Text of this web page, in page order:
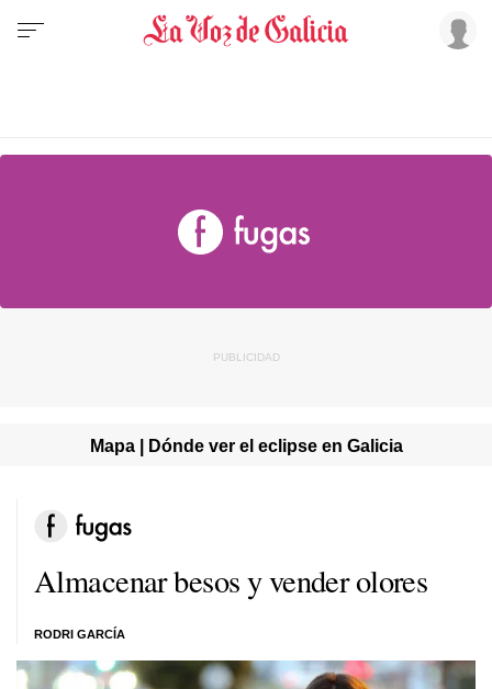
Mapa | Dónde ver el eclipse en Galicia
Almacenar besos y vender olores
RODRI GARCÍA